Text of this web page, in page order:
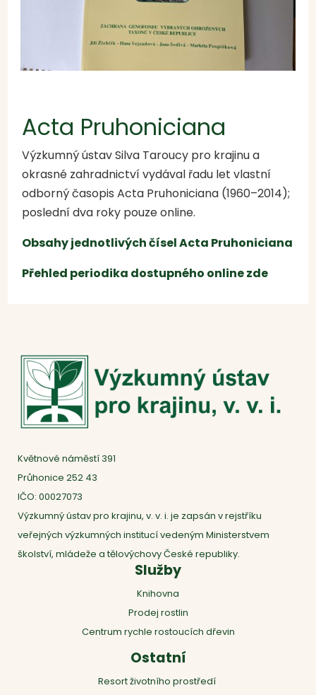
Acta Pruhoniciana
Výzkumný ústav Silva Taroucy pro krajinu a
okrasné zahradnictví vydával řadu let vlastní
odborný časopis Acta Pruhoniciana (1960–2014);
poslední dva roky pouze online.
Obsahy jednotlivých čísel Acta Pruhoniciana
Přehled periodika dostupného online zde
Květnové náměstí 391
Průhonice 252 43
IČO: 00027073
Výzkumný ústav pro krajinu, v. v. i. je zapsán v rejstříku
veřejných výzkumných institucí vedeným Ministerstvem
školství, mládeže a tělovýchovy České republiky.
Služby
Knihovna
Prodej rostlin
Centrum rychle rostoucích dřevin
Ostatní
Resort životního prostředí